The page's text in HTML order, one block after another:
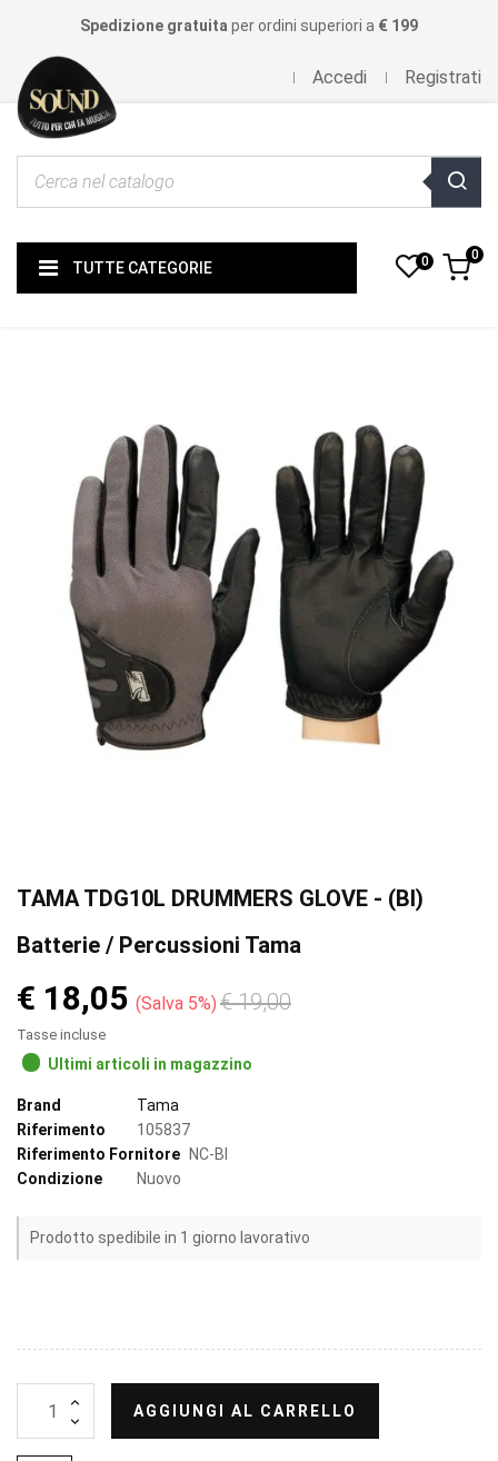
Spedizione gratuita per ordini superiori a € 199
Accedi Registrati
TUTTE CATEGORIE 0 0
TAMA TDG10L DRUMMERS GLOVE - (BI)
Batterie / Percussioni Tama
€ 18,05 Salva 5% € 19,00
Tasse incluse
Ultimi articoli in magazzino
Brand
Tama
Riferimento
105837
Riferimento Fornitore
NC-BI
Condizione
Nuovo
Prodotto spedibile in 1 giorno lavorativo
AGGIUNGI AL CARRELLO